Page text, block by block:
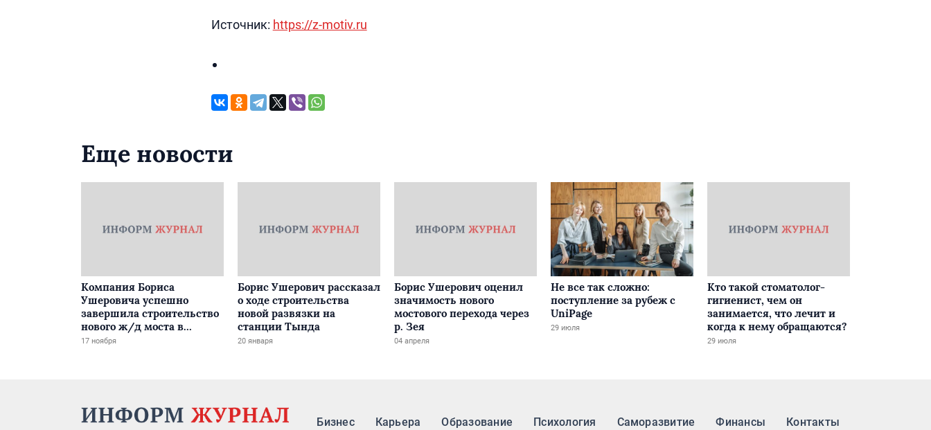
Источник: https://z-motiv.ru
Еще новости
Компания Бориса
Ушеровича успешно
завершила строительство
нового ж/д моста в
Забайкалье
17 ноября
Борис Ушерович рассказал
о ходе строительства
новой развязки на
станции Тында
20 января
Борис Ушерович оценил
значимость нового
мостового перехода через
р. Зея
04 апреля
Не все так сложно:
поступление за рубеж с
UniPage
29 июля
Кто такой стоматолог-
гигиенист, чем он
занимается, что лечит и
когда к нему обращаются?
29 июля
Бизнес Карьера Образование Психология Саморазвитие Финансы Контакты